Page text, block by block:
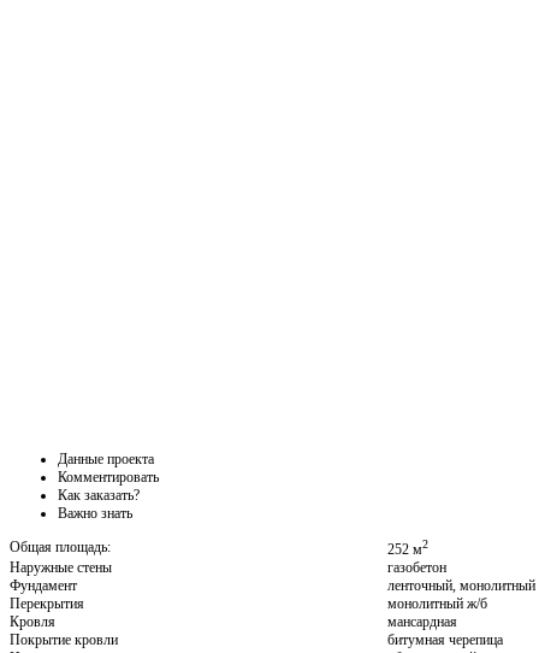
Данные проекта
Комментировать
Как заказать?
Важно знать
Общая площадь:
252 м2
Наружные стены
газобетон
Фундамент
ленточный, монолитный
Перекрытия
монолитный ж/б
Кровля
мансардная
Покрытие кровли
битумная черепица